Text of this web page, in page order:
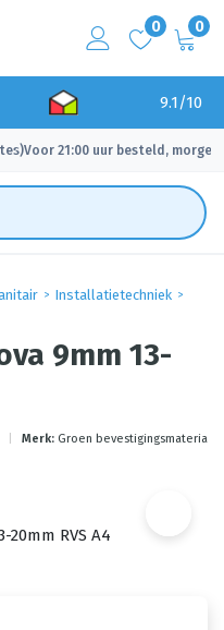
0 0
9.1/10
✓ Voor 21:00 uur besteld, morgen
Installatietechniek
9mm 13-
Merk: Groen bevestigingsmaterialen